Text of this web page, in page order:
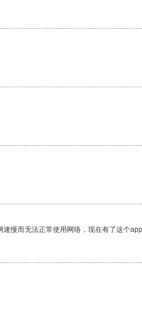
慢而无法正常使用网络，现在有了这个app